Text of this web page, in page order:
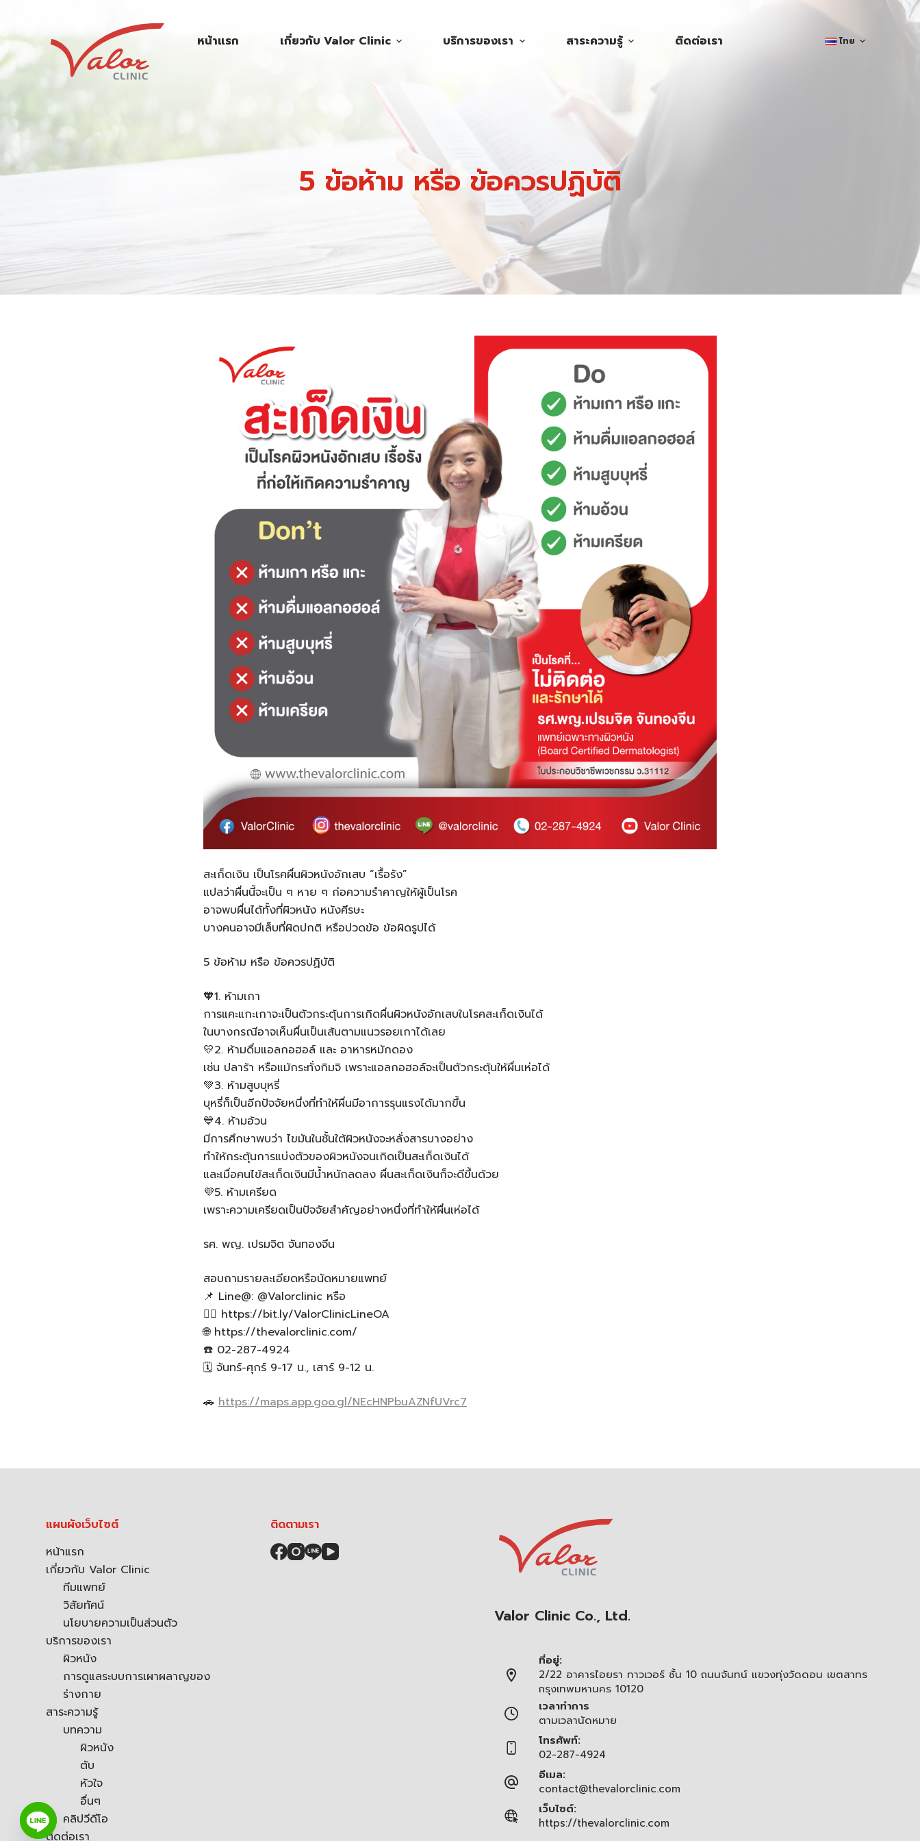
k
i
p
c
n
t
หน้าแรก เกี่ยวกับ Valor Clinic บริการของเรา สาระความรู้ ติดต่อเรา ไทย
5 ข้อห้าม หรือ ข้อควรปฏิบัติ
สะเก็ดเงิน เป็นโรคผื่นผิวหนังอักเสบ “เรื้อรัง”
แปลว่าผื่นนี้จะเป็น ๆ หาย ๆ ก่อความรำคาญให้ผู้เป็นโรค
อาจพบผื่นได้ทั้งที่ผิวหนัง หนังศีรษะ
บางคนอาจมีเล็บที่ผิดปกติ หรือปวดข้อ ข้อผิดรูปได้
5 ข้อห้าม หรือ ข้อควรปฏิบัติ
🧡1. ห้ามเกา
การแคะแกะเกาจะเป็นตัวกระตุ้นการเกิดผื่นผิวหนังอักเสบในโรคสะเก็ดเงินได้
ในบางกรณีอาจเห็นผื่นเป็นเส้นตามแนวรอยเกาได้เลย
💛2. ห้ามดื่มแอลกอฮอล์ และ อาหารหมักดอง
เช่น ปลาร้า หรือแม้กระทั่งกิมจิ เพราะแอลกอฮอล์จะเป็นตัวกระตุ้นให้ผื่นเห่อได้
💚3. ห้ามสูบบุหรี่
บุหรี่ก็เป็นอีกปัจจัยหนึ่งที่ทำให้ผื่นมีอาการรุนแรงได้มากขึ้น
💙4. ห้ามอ้วน
มีการศึกษาพบว่า ไขมันในชั้นใต้ผิวหนังจะหลั่งสารบางอย่าง
ทำให้กระตุ้นการแบ่งตัวของผิวหนังจนเกิดเป็นสะเก็ดเงินได้
และเมื่อคนไข้สะเก็ดเงินมีน้ำหนักลดลง ผื่นสะเก็ดเงินก็จะดีขึ้นด้วย
💜5. ห้ามเครียด
เพราะความเครียดเป็นปัจจัยสำคัญอย่างหนึ่งที่ทำให้ผื่นเห่อได้
รศ. พญ. เปรมจิต จันทองจีน
สอบถามรายละเอียดหรือนัดหมายแพทย์
📌 Line@: @Valorclinic หรือ
👉🏻 https://bit.ly/ValorClinicLineOA
🌐 https://thevalorclinic.com/
☎️ 02-287-4924
🗓️ จันทร์-ศุกร์ 9-17 น., เสาร์ 9-12 น.
🚗 https://maps.app.goo.gl/NEcHNPbuAZNfUVrc7
แผนผังเว็บไซต์
หน้าแรก
เกี่ยวกับ Valor Clinic
ทีมแพทย์
วิสัยทัศน์
นโยบายความเป็นส่วนตัว
บริการของเรา
ผิวหนัง
การดูแลระบบการเผาผลาญของ
ร่างกาย
สาระความรู้
บทความ
ผิวหนัง
ตับ
หัวใจ
อื่นๆ
คลิปวีดีโอ
ติดต่อเรา
ติดตามเรา
Valor Clinic Co., Ltd.
ที่อยู่:
2/22 อาคารไอยรา ทาวเวอร์ ชั้น 10 ถนนจันทน์ แขวงทุ่งวัดดอน เขตสาทร
กรุงเทพมหานคร 10120
เวลาทำการ
ตามเวลานัดหมาย
โทรศัพท์:
02-287-4924
อีเมล:
contact@thevalorclinic.com
เว็บไซต์:
https://thevalorclinic.com